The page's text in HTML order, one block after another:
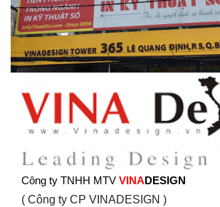
Công ty TNHH MTV VINADESIGN
( Công ty CP VINADESIGN )